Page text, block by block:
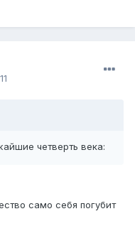
четверть века:
само себя погубит